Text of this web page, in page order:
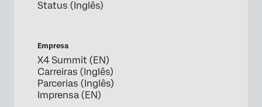
Status (Inglês)
Empresa
X4 Summit (EN)
Carreiras (Inglês)
Parcerias (Inglês)
Imprensa (EN)